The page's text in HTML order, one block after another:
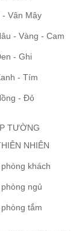
Vân Mây
- Vàng - Cam
- Ghi
- Tím
- Đỏ
TƯỜNG
NHIÊN
khách
ngủ
tắm